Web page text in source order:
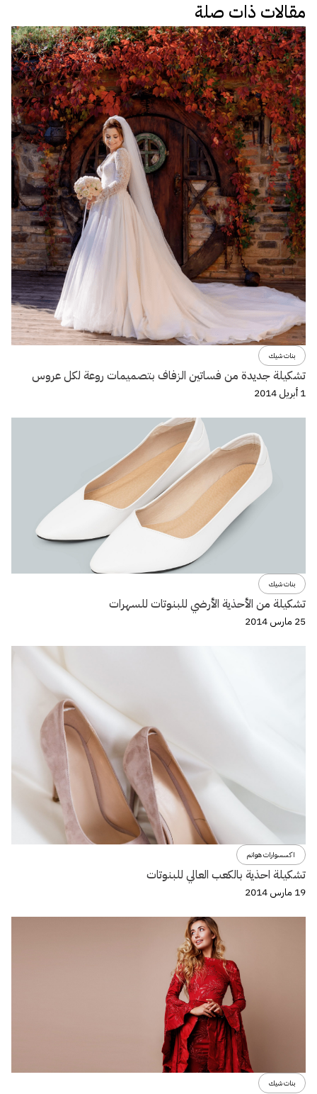
مقالات ذات صلة
بنات شيك
تشكيلة جديدة من فساتين الزفاف بتصميمات روعة لكل عروس
1 أبريل 2014
بنات شيك
تشكيلة من الأحذية الأرضي للبنوتات للسهرات
25 مارس 2014
اكسسوارات هوانم
تشكيلة احذية بالكعب العالي للبنوتات
19 مارس 2014
بنات شيك